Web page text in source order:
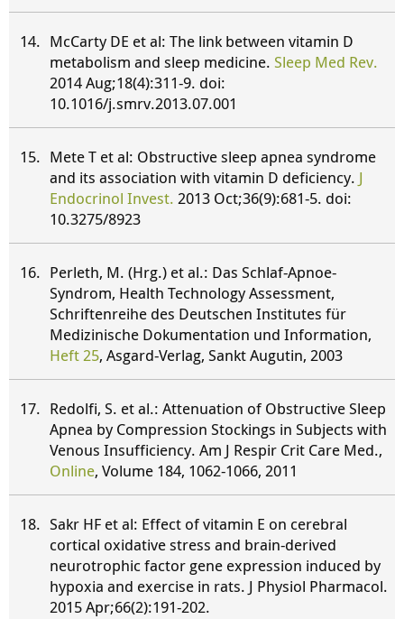
McCarty DE et al: The link between vitamin D
metabolism and sleep medicine. Sleep Med Rev.
2014 Aug;18(4):311-9. doi:
10.1016/j.smrv.2013.07.001
Mete T et al: Obstructive sleep apnea syndrome
and its association with vitamin D deficiency. J
Endocrinol Invest. 2013 Oct;36(9):681-5. doi:
10.3275/8923
Perleth, M. (Hrg.) et al.: Das Schlaf-Apnoe-
Syndrom, Health Technology Assessment,
Schriftenreihe des Deutschen Institutes für
Medizinische Dokumentation und Information,
Heft 25, Asgard-Verlag, Sankt Augutin, 2003
Redolfi, S. et al.: Attenuation of Obstructive Sleep
Apnea by Compression Stockings in Subjects with
Venous Insufficiency. Am J Respir Crit Care Med.,
Online, Volume 184, 1062-1066, 2011
Sakr HF et al: Effect of vitamin E on cerebral
cortical oxidative stress and brain-derived
neurotrophic factor gene expression induced by
hypoxia and exercise in rats. J Physiol Pharmacol.
2015 Apr;66(2):191-202.